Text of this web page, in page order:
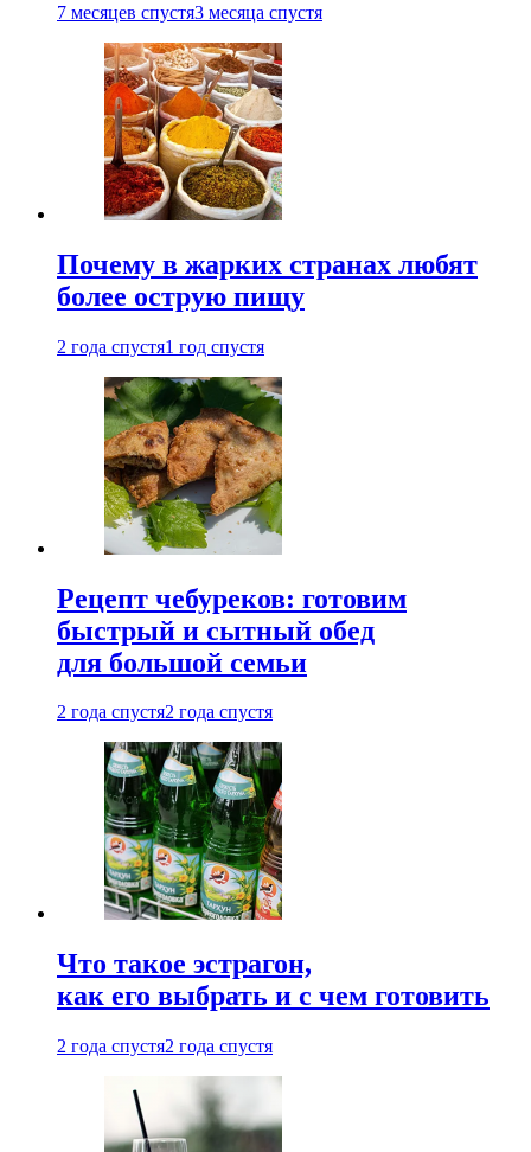
7 месяцев спустя3 месяца спустя
Почему в жарких странах любят
более острую пищу
2 года спустя1 год спустя
Рецепт чебуреков: готовим
быстрый и сытный обед
для большой семьи
2 года спустя2 года спустя
Что такое эстрагон,
как его выбрать и с чем готовить
2 года спустя2 года спустя